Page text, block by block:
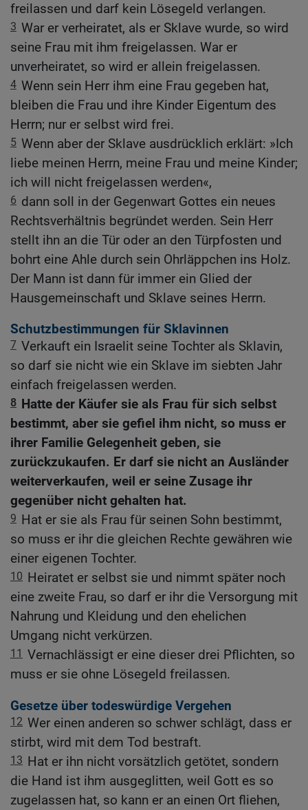
freilassen und darf kein Lösegeld verlangen.
3 War er verheiratet, als er Sklave wurde, so wird
seine Frau mit ihm freigelassen. War er
unverheiratet, so wird er allein freigelassen.
4 Wenn sein Herr ihm eine Frau gegeben hat,
bleiben die Frau und ihre Kinder Eigentum des
Herrn; nur er selbst wird frei.
5 Wenn aber der Sklave ausdrücklich erklärt: »Ich
liebe meinen Herrn, meine Frau und meine Kinder;
ich will nicht freigelassen werden«,
6 dann soll in der Gegenwart Gottes ein neues
Rechtsverhältnis begründet werden. Sein Herr
stellt ihn an die Tür oder an den Türpfosten und
bohrt eine Ahle durch sein Ohrläppchen ins Holz.
Der Mann ist dann für immer ein Glied der
Hausgemeinschaft und Sklave seines Herrn.
Schutzbestimmungen für Sklavinnen
7 Verkauft ein Israelit seine Tochter als Sklavin,
so darf sie nicht wie ein Sklave im siebten Jahr
einfach freigelassen werden.
8 Hatte der Käufer sie als Frau für sich selbst
bestimmt, aber sie gefiel ihm nicht, so muss er
ihrer Familie Gelegenheit geben, sie
zurückzukaufen. Er darf sie nicht an Ausländer
weiterverkaufen, weil er seine Zusage ihr
gegenüber nicht gehalten hat.
9 Hat er sie als Frau für seinen Sohn bestimmt,
so muss er ihr die gleichen Rechte gewähren wie
einer eigenen Tochter.
10 Heiratet er selbst sie und nimmt später noch
eine zweite Frau, so darf er ihr die Versorgung mit
Nahrung und Kleidung und den ehelichen
Umgang nicht verkürzen.
11 Vernachlässigt er eine dieser drei Pflichten, so
muss er sie ohne Lösegeld freilassen.
Gesetze über todeswürdige Vergehen
12 Wer einen anderen so schwer schlägt, dass er
stirbt, wird mit dem Tod bestraft.
13 Hat er ihn nicht vorsätzlich getötet, sondern
die Hand ist ihm ausgeglitten, weil Gott es so
zugelassen hat, so kann er an einen Ort fliehen,